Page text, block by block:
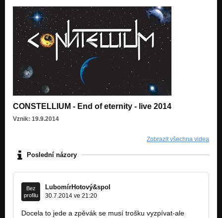
CONSTELLIUM - End of eternity - live 2014
Vznik: 19.9.2014
Zobrazit všechna videa
Poslední názory
Bez
profilu
LubomírHotový&spol
30.7.2014 ve 21:20
Docela to jede a zpěvák se musí trošku vyzpívat-ale